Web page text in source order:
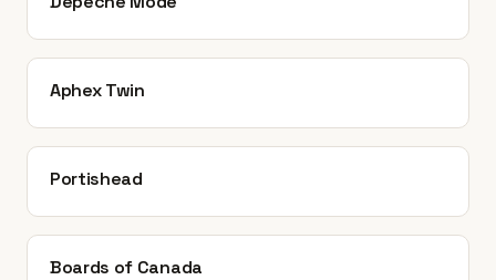
Aphex Twin
Portishead
Boards of Canada